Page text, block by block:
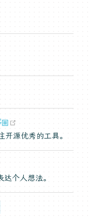
源优秀的工具。
个人想法。